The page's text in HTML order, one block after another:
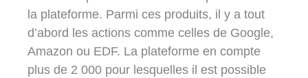
la plateforme. Parmi ces produits, il y a tout
d’abord les actions comme celles de Google,
Amazon ou EDF. La plateforme en compte
plus de 2 000 pour lesquelles il est possible